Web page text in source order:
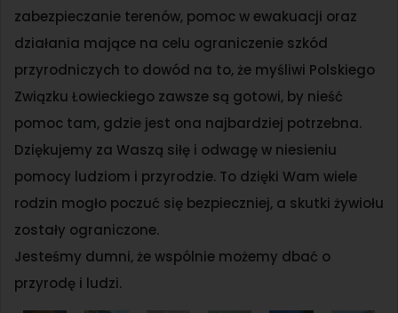
zabezpieczanie terenów, pomoc w ewakuacji oraz
działania mające na celu ograniczenie szkód
przyrodniczych to dowód na to, że myśliwi Polskiego
Związku Łowieckiego zawsze są gotowi, by nieść
pomoc tam, gdzie jest ona najbardziej potrzebna.
Dziękujemy za Waszą siłę i odwagę w niesieniu
pomocy ludziom i przyrodzie. To dzięki Wam wiele
rodzin mogło poczuć się bezpieczniej, a skutki żywiołu
zostały ograniczone.
Jesteśmy dumni, że wspólnie możemy dbać o
przyrodę i ludzi.